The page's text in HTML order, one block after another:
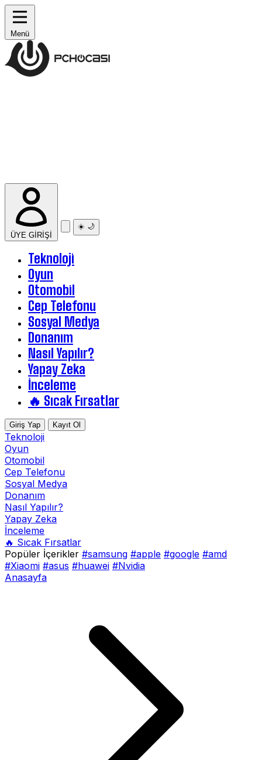
Menü
ÜYE GİRİŞİ
☀️ 🌙
Teknoloji
Oyun
Otomobil
Cep Telefonu
Sosyal Medya
Donanım
Nasıl Yapılır?
Yapay Zeka
İnceleme
🔥 Sıcak Fırsatlar
Giriş Yap Kayıt Ol
Teknoloji
Oyun
Otomobil
Cep Telefonu
Sosyal Medya
Donanım
Nasıl Yapılır?
Yapay Zeka
İnceleme
🔥 Sıcak Fırsatlar
Popüler İçerikler #samsung #apple #google #amd
#Xiaomi #asus #huawei #Nvidia
Anasayfa